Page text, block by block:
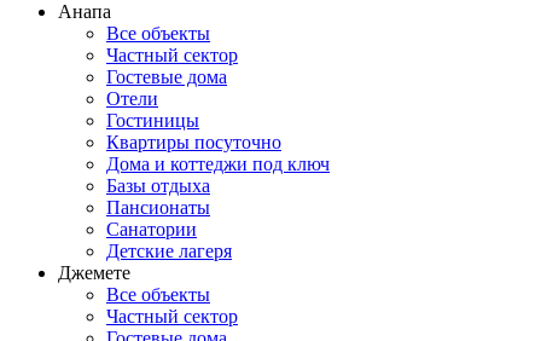
Анапа
Все объекты
Частный сектор
Гостевые дома
Отели
Гостиницы
Квартиры посуточно
Дома и коттеджи под ключ
Базы отдыха
Пансионаты
Санатории
Детские лагеря
Джемете
Все объекты
Частный сектор